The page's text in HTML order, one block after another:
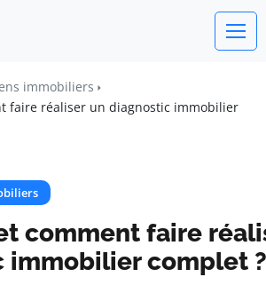
immobiliers
faire réaliser un diagnostic immobilier
comment faire
immobilier complet ?